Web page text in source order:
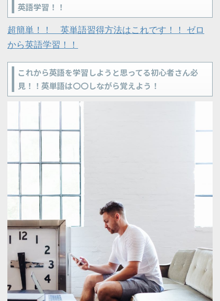
英語学習！！
超簡単！！ 英単語習得方法はこれです！！ ゼロ
から英語学習！！
これから英語を学習しようと思ってる初心者さん必
見！！英単語は〇〇しながら覚えよう！